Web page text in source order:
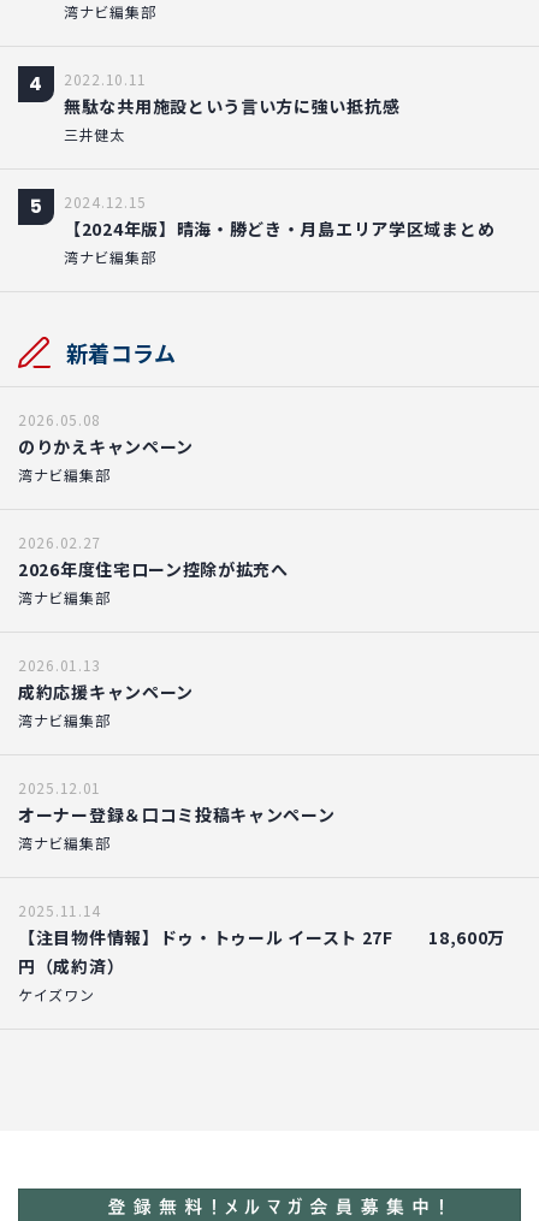
湾ナビ編集部
4 2022.10.11
無駄な共用施設という言い方に強い抵抗感
三井健太
5 2024.12.15
【2024年版】晴海・勝どき・月島エリア学区域まとめ
湾ナビ編集部
新着コラム
2026.05.08
のりかえキャンペーン
湾ナビ編集部
2026.02.27
2026年度住宅ローン控除が拡充へ
湾ナビ編集部
2026.01.13
成約応援キャンペーン
湾ナビ編集部
2025.12.01
オーナー登録＆口コミ投稿キャンペーン
湾ナビ編集部
2025.11.14
【注目物件情報】ドゥ・トゥール イースト 27F 18,600万
円（成約済）
ケイズワン